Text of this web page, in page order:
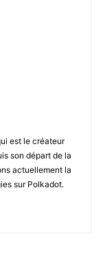
est le créateur
son départ de la
actuellement la
sur Polkadot.